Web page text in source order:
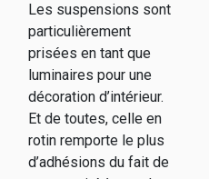
dans sa
décoration
d’intérieur ?
Les suspensions sont
particulièrement
prisées en tant que
luminaires pour une
décoration d’intérieur.
Et de toutes, celle en
rotin remporte le plus
d’adhésions du fait de